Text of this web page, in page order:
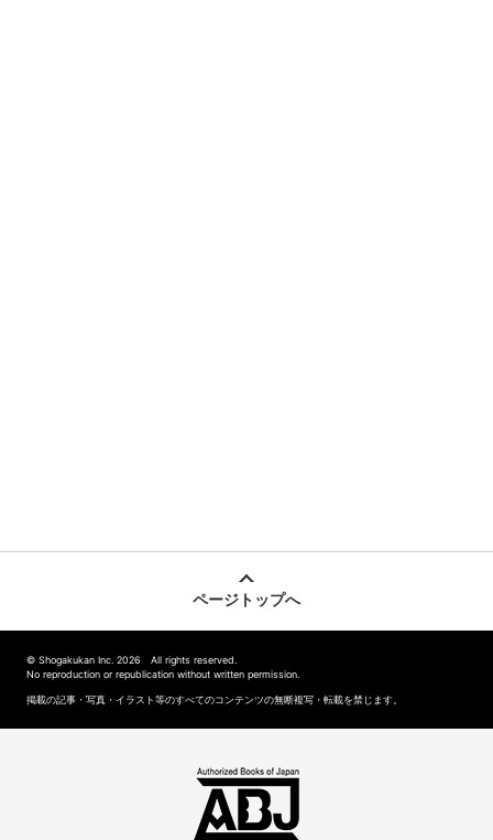
ページトップへ
© Shogakukan Inc. 2026 All rights reserved.
No reproduction or republication without written permission.
掲載の記事・写真・イラスト等のすべてのコンテンツの無断複写・転載を禁じます。